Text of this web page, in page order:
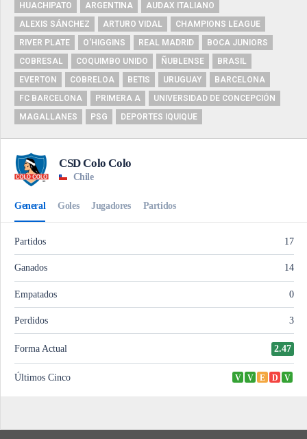
HUACHIPATO
ARGENTINA
AUDAX ITALIANO
ALEXIS SÁNCHEZ
ARTURO VIDAL
CHAMPIONS LEAGUE
RIVER PLATE
O'HIGGINS REAL MADRID
BOCA JUNIORS
COBRESAL
COQUIMBO UNIDO ÑUBLENSE
BRASIL
EVERTON
COBRELOA BETIS URUGUAY
BARCELONA
FC BARCELONA
PRIMERA A
UNIVERSIDAD DE CONCEPCIÓN
MAGALLANES
PSG DEPORTES IQUIQUE